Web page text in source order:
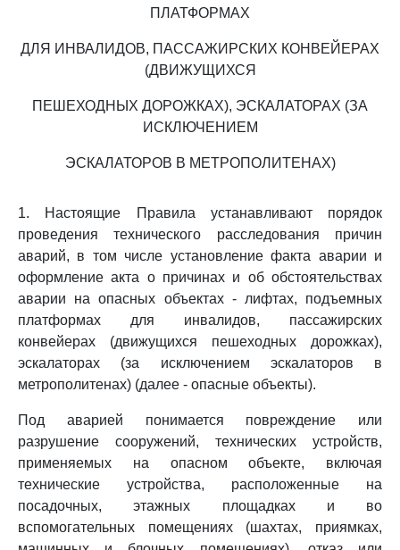
ПЛАТФОРМАХ
ДЛЯ ИНВАЛИДОВ, ПАССАЖИРСКИХ КОНВЕЙЕРАХ
(ДВИЖУЩИХСЯ
ПЕШЕХОДНЫХ ДОРОЖКАХ), ЭСКАЛАТОРАХ (ЗА
ИСКЛЮЧЕНИЕМ
ЭСКАЛАТОРОВ В МЕТРОПОЛИТЕНАХ)
1. Настоящие Правила устанавливают порядок
проведения технического расследования причин
аварий, в том числе установление факта аварии и
оформление акта о причинах и об обстоятельствах
аварии на опасных объектах - лифтах, подъемных
платформах для инвалидов, пассажирских
конвейерах (движущихся пешеходных дорожках),
эскалаторах (за исключением эскалаторов в
метрополитенах) (далее - опасные объекты).
Под аварией понимается повреждение или
разрушение сооружений, технических устройств,
применяемых на опасном объекте, включая
технические устройства, расположенные на
посадочных, этажных площадках и во
вспомогательных помещениях (шахтах, приямках,